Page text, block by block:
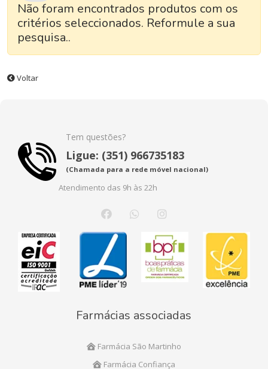
Não foram encontrados produtos com os
critérios seleccionados. Reformule a sua
pesquisa..
Voltar
Tem questões?
Ligue: (351) 966735183
(Chamada para a rede móvel nacional)
Atendimento das 9h às 22h
Farmácias associadas
Farmácia São Martinho
Farmácia Confiança